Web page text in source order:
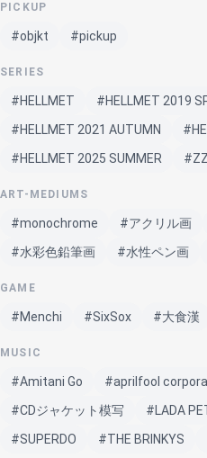
PICKUP
#objkt #pickup
SERIES
#HELLMET
#HELLMET 2019
#HELLMET 2021 AUTUMN
#HELLMET 2025 SUMMER
ART-MEDIUMS
#monochrome #アクリル画
#水彩色鉛筆画
#水性ペン画
GAME
#Menchi #SixSox #大食漢
MUSIC
#Amitani Go #aprilfool
#CDジャケット模写
#LADA
#SUPERDO
#THE BRINKYS